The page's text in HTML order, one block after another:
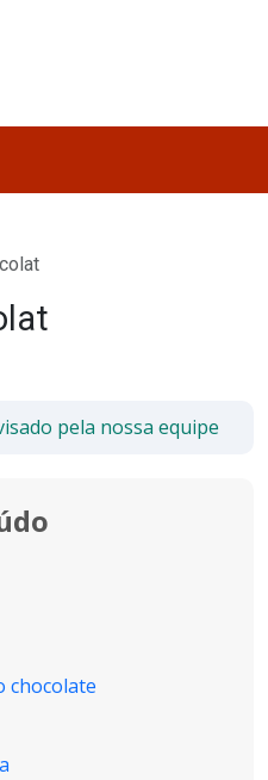
pela nossa equipe
chocolate